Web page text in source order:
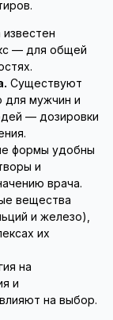
— для общей
Существуют
для мужчин и
— дозировки
формы удобны
и
врача.
вещества
и железо),
их
на
и
на выбор.